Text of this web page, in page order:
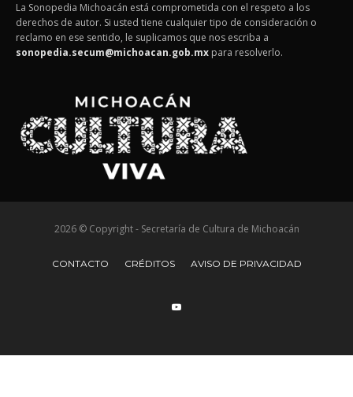
La Sonopedia Michoacán está comprometida con el respeto a los
derechos de autor. Si usted tiene cualquier tipo de consideración o
reclamo en ese sentido, le suplicamos que nos escriba a
sonopedia.secum@michoacan.gob.mx para resolverlo.
2026 © Copyright - Secretaría de Cultura de Michoacán
CONTACTO CRÉDITOS AVISO DE PRIVACIDAD